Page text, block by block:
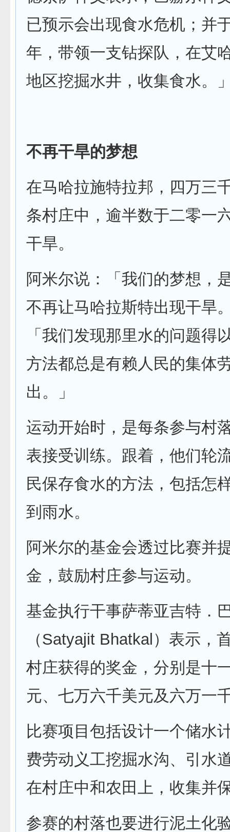
已预示会出现食水危机；并
年，带领一支钻探队，在艾
地区挖掘水井，收集食水。
不再干旱的梦想
在马哈拉施特拉邦，四万三
条村庄中，逾半数于二零一
干旱。
阿米尔说：「我们的梦想，
不再让马哈拉斯特出现干旱
「我们发现那里水的问题得
方法都总是有赖人民的集体
出。」
运动开始时，是每条参与村
表接受训练。跟着，他们轮
民保存食水的方法，包括怎
到雨水。
阿米尔的基金会透过比赛并
金，鼓励村庄参与运动。
基金执行干事萨蒂亚吉特．
（Satyajit Bhatkal）表示，
村庄获得的奖金，分别是十
元、七万六千美元及六万一
比赛项目包括设计一个储水
费劳动义工挖掘水沟、引水
在村庄中和农田上，收集并
参赛的村落也要进行泥土化